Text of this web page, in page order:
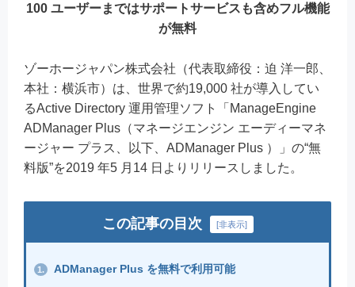
100 ユーザーまではサポートサービスも含めフル機能
が無料
ゾーホージャパン株式会社（代表取締役：迫 洋一郎、
本社：横浜市）は、世界で約19,000 社が導入してい
るActive Directory 運用管理ソフト「ManageEngine
ADManager Plus（マネージエンジン エーディーマネ
ージャー プラス、以下、ADManager Plus ）」の“無
料版”を2019 年5 月14 日よりリリースしました。
この記事の目次 [非表示]
1. ADManager Plus を無料で利用可能